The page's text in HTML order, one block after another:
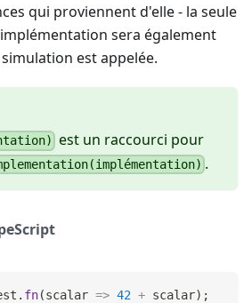
qui proviennent d'elle - la seule
sera également
est appelée.
est un raccourci pour
.
. fn(scalar => 42 + scalar) ;